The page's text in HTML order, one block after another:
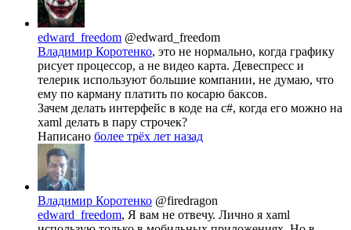
edward_freedom @edward_freedom
Владимир Коротенко, это не нормально, когда графику
рисует процессор, а не видео карта. Девеспресс и
телерик используют большие компании, не думаю, что
ему по карману платить по косарю баксов.
Зачем делать интерфейс в коде на c#, когда его можно на
xaml делать в пару строчек?
Написано более трёх лет назад
Владимир Коротенко @firedragon
edward_freedom, Я вам не отвечу. Лично я xaml